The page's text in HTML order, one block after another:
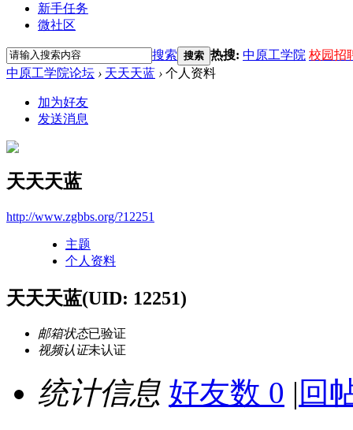
新手任务
微社区
搜索 搜索 热搜: 中原工学院 校园招
中原工学院论坛 › 天天天蓝 › 个人资料
加为好友
发送消息
天天天蓝
http://www.zgbbs.org/?12251
主题
个人资料
天天天蓝(UID: 12251)
邮箱状态已验证
视频认证未认证
统计信息 好友数 0 | 回